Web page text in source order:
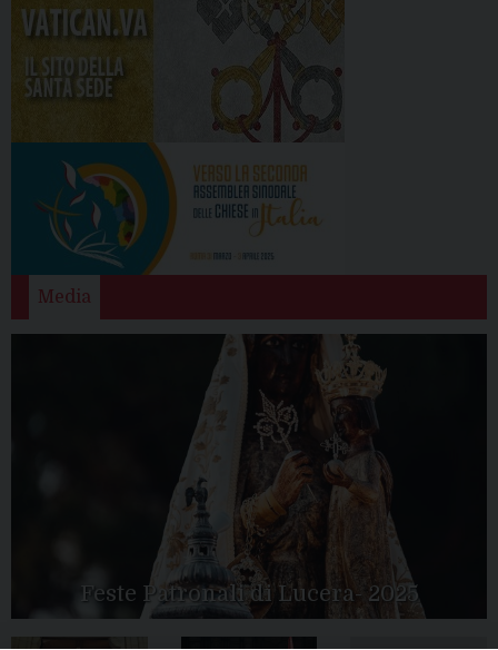
Media
Feste Patronali di Lucera- 2025